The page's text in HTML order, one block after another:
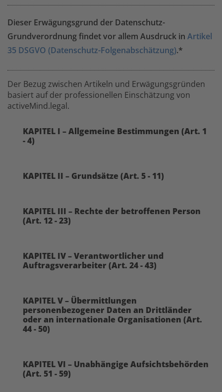
Dieser Erwägungsgrund der Datenschutz-
Grundverordnung findet vor allem Ausdruck in Artikel
35 DSGVO (Datenschutz-Folgenabschätzung).*
Der Bezug zwischen Artikeln und Erwägungsgründen
basiert auf der professionellen Einschätzung von
activeMind.legal.
KAPITEL I – Allgemeine Bestimmungen (Art. 1
- 4)
KAPITEL II – Grundsätze (Art. 5 - 11)
KAPITEL III – Rechte der betroffenen Person
(Art. 12 - 23)
KAPITEL IV – Verantwortlicher und
Auftragsverarbeiter (Art. 24 - 43)
KAPITEL V – Übermittlungen
personenbezogener Daten an Drittländer
oder an internationale Organisationen (Art.
44 - 50)
KAPITEL VI – Unabhängige Aufsichtsbehörden
(Art. 51 - 59)